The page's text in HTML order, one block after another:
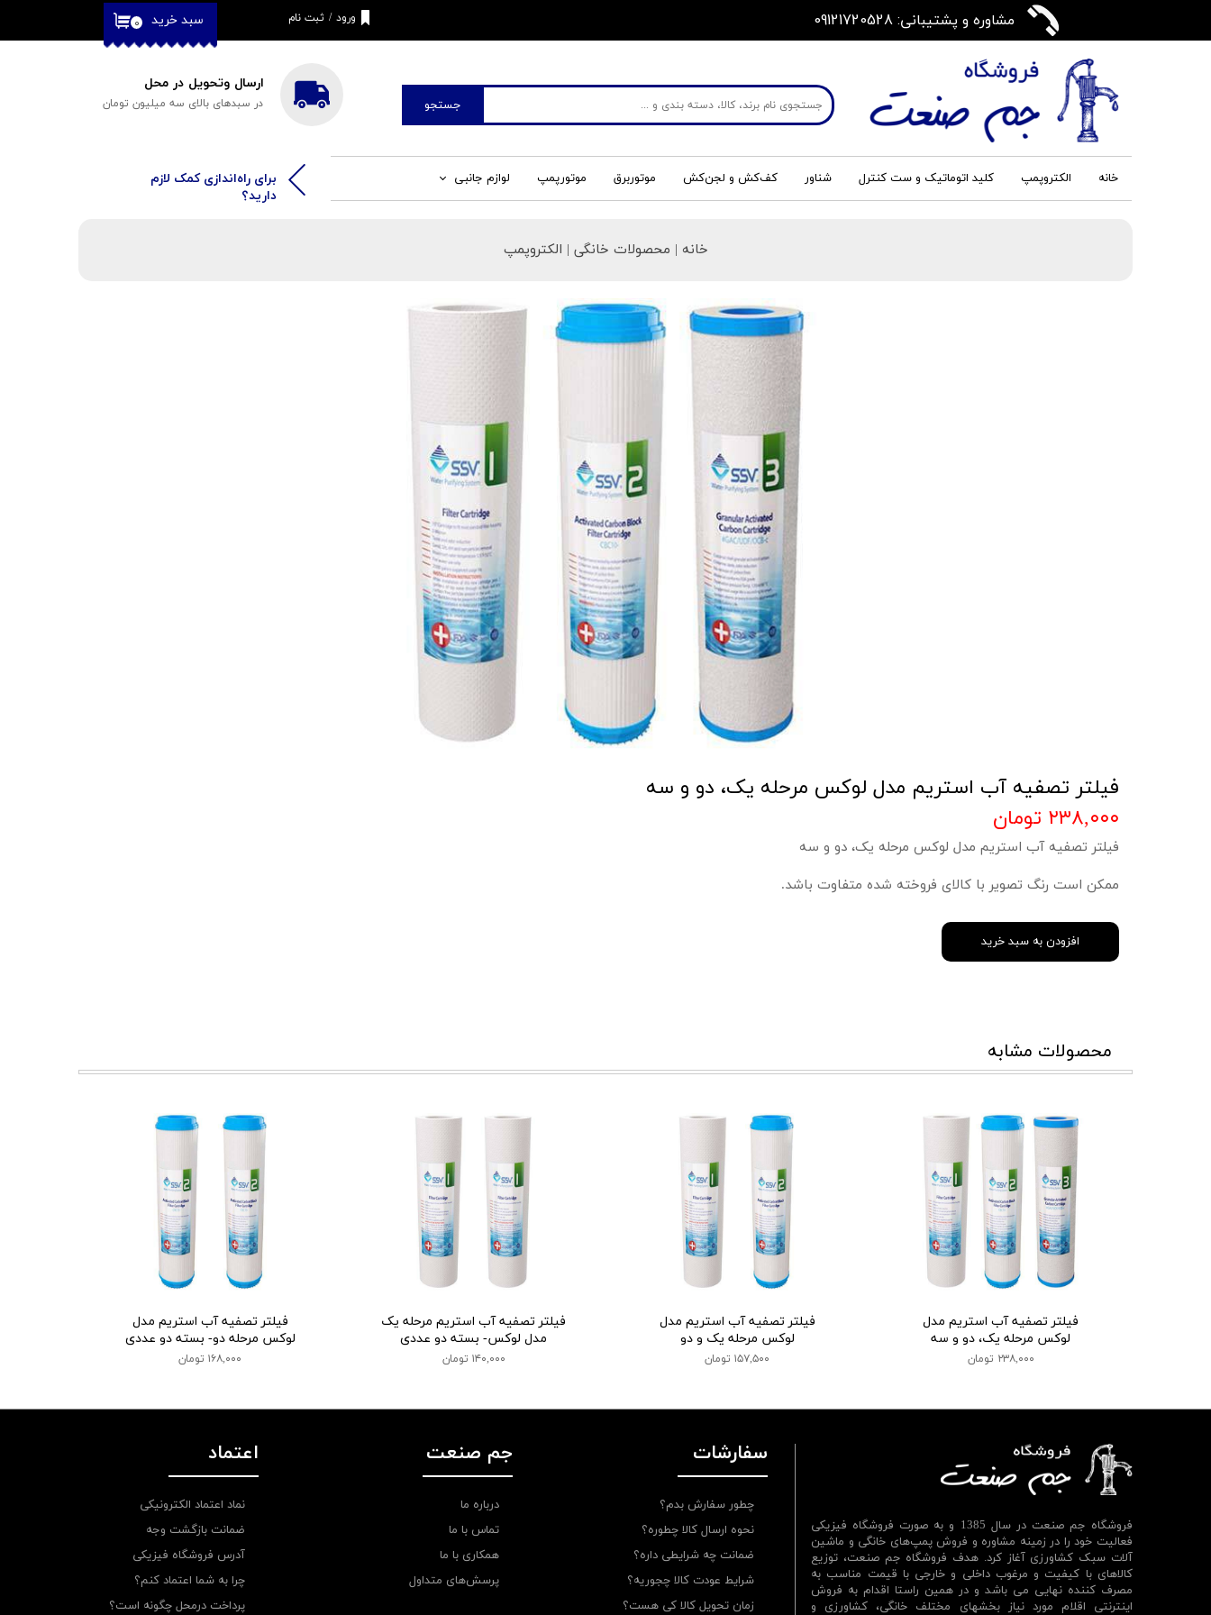
جستجو
ارسال وتحویل در محل
در سبدهای بالای سه میلیون تومان
مشاوره و پشتیبانی: 09121720528 ۰ سبد خرید ورود / ثبت نام
حساب کاربری من
تغییر گذر واژه
سفارشات
کاربری
خانه الکتروپمپ کلید اتوماتیک و ست کنترل شناور کف‌کش و لجن‌کش موتوربرق موتورپمپ لوازم جانبی
​​برای راه‌اندازی کمک لازم
دارید؟
خانه | محصولات خانگی | الکتروپمپ
فیلتر تصفیه آب استریم مدل لوکس مرحله یک، دو و سه
۲۳۸,۰۰۰ تومان
فیلتر تصفیه آب استریم مدل لوکس مرحله یک، دو و سه
ممکن است رنگ تصویر با کالای فروخته شده متفاوت باشد.
افزودن به سبد خرید
محصولات مشابه
فیلتر تصفیه آب استریم مدل
لوکس مرحله یک، دو و سه
۲۳۸,۰۰۰ تومان
فیلتر تصفیه آب استریم مدل
لوکس مرحله یک و دو
۱۵۷,۵۰۰ تومان
فیلتر تصفیه آب استریم مرحله یک
مدل لوکس- بسته دو عددی
۱۴۰,۰۰۰ تومان
فیلتر تصفیه آب استریم مدل
لوکس مرحله دو- بسته دو عددی
۱۶۸,۰۰۰ تومان
فروشگاه جم صنعت در سال 1385 و به صورت فروشگاه فیزیکی
فعالیت خود را در زمینه مشاوره و فروش پمپ‌های خانگی و ماشین
آلات سبک کشاورزی آغاز کرد. هدف فروشگاه جم صنعت، توزیع
کالاهای با کیفیت و مرغوب داخلی و خارجی با قیمت مناسب به
مصرف کننده نهایی می باشد و در همین راستا اقدام به فروش
اینترنتی اقلام مورد نیاز بخشهای مختلف خانگی، کشاورزی و
سفارشات
چطور سفارش بدم؟
نحوه ارسال کالا چطوره؟
ضمانت چه شرایطی داره؟
شرایط عودت کالا چجوریه؟
زمان تحویل کالا کی هست؟
اعتماد
نماد اعتماد الکترونیکی
ضمانت بازگشت وجه
آدرس فروشگاه فیزیکی
چرا به شما اعتماد کنم؟
پرداخت درمحل چگونه است؟
جم صنعت
درباره ما
تماس با ما
همکاری با ما
پرسش‌های متداول